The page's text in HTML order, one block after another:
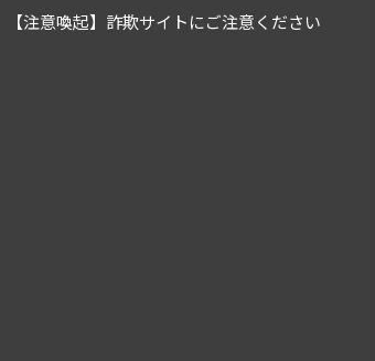
【注意喚起】詐欺サイトにご注意ください